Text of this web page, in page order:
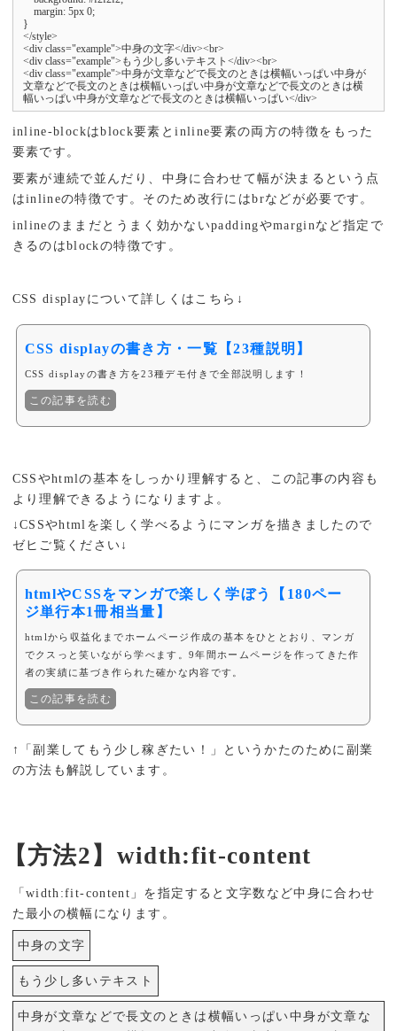
    margin: 5px 0;
}
</style>
<div class="example">中身の文字</div><br>
<div class="example">もう少し多いテキスト</div><br>
<div class="example">中身が文章などで長文のときは横幅いっぱい中身が
文章などで長文のときは横幅いっぱい中身が文章などで長文のときは横
幅いっぱい中身が文章などで長文のときは横幅いっぱい</div>
inline-blockはblock要素とinline要素の両方の特徴をもった
要素です。
要素が連続で並んだり、中身に合わせて幅が決まるという点
はinlineの特徴です。そのため改行にはbrなどが必要です。
inlineのままだとうまく効かないpaddingやmarginなど指定で
きるのはblockの特徴です。
CSS displayについて詳しくはこちら↓
CSS displayの書き方・一覧【23種説明】
CSS displayの書き方を23種デモ付きで全部説明します！
この記事を読む
CSSやhtmlの基本をしっかり理解すると、この記事の内容も
より理解できるようになりますよ。
↓CSSやhtmlを楽しく学べるようにマンガを描きましたので
ゼヒご覧ください↓
htmlやCSSをマンガで楽しく学ぼう【180ペー
ジ単行本1冊相当量】
htmlから収益化までホームページ作成の基本をひととおり、マンガ
でクスっと笑いながら学べます。9年間ホームページを作ってきた作
者の実績に基づき作られた確かな内容です。
この記事を読む
↑「副業してもう少し稼ぎたい！」というかたのために副業
の方法も解説しています。
【方法2】width:fit-content
「width:fit-content」を指定すると文字数など中身に合わせ
た最小の横幅になります。
中身の文字
もう少し多いテキスト
中身が文章などで長文のときは横幅いっぱい中身が文章な